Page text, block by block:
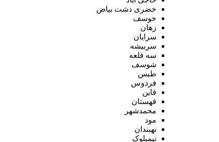
خضری دشت بیاض
خوسف
زهان
سرایان
سربیشه
سه قلعه
شوسف
طبس
فردوس
قاین
قهستان
محمدشهر
مود
نهبندان
نیمبلوک